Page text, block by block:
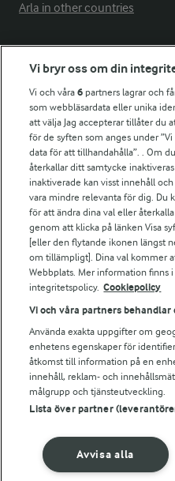
Arla in other countries
Fler Arlasajter
För ägare
Arlas kundportal
Arla.com
Falbygdens Ost
Arla webbshop
Bildbank
Följ oss
© 2026 Arla Foods
Integritetspolicy
Vi bryr oss om din
Vi och våra6 partners lagrar och
som webbläsardata eller unika
att välja Jag accepterar tillåter du
för de syften som anges under
data för att tillhandahålla”. . Om
återkallar ditt samtycke
inaktiverade kan visst innehåll
vara mindre relevanta för dig. Du
för att ändra dina val eller
genom att klicka på länken Visa
[eller den flytande ikonen längst
om tillämpligt]. Dina val kommer
Webbplats. Mer information finns i
integritetspolicy. Cookiepolicy
Vi och våra partners
Använda exakta uppgifter om
enhetens egenskaper för
åtkomst till information på en
innehåll, reklam- och
målgrupp och tjänsteutveckling.
Lista över partner
Avvisa alla